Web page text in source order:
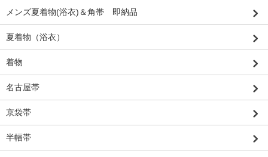
メンズ夏着物(浴衣)＆角帯 即納品
夏着物（浴衣）
着物
名古屋帯
京袋帯
半幅帯